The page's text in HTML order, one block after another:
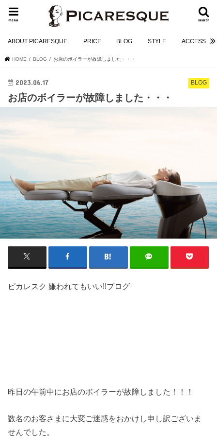
search
menu
ABOUT PICARESQUE PRICE BLOG STYLE ACCESS
HOME BLOG お店のボイラーが故障しました・・・
BLOG
2023.06.17
お店のボイラーが故障しました・・・
ピカレスク 嫌われてもいい!!ブログ
昨日の午前中にお店のボイラーが故障しました！！！
数名のお客さまに大変ご迷惑をおかけし申し訳ございま
せんでした。